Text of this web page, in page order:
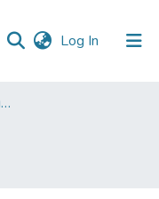
Log In (current)
Праці вчених кафедр і лабораторій